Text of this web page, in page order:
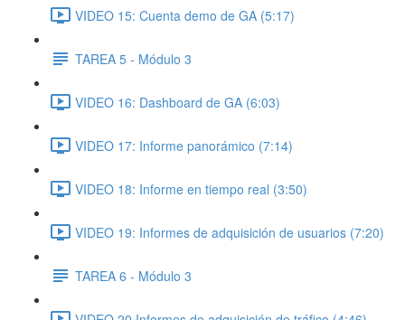
VIDEO 15: Cuenta demo de GA (5:17)
TAREA 5 - Módulo 3
VIDEO 16: Dashboard de GA (6:03)
VIDEO 17: Informe panorámico (7:14)
VIDEO 18: Informe en tiempo real (3:50)
VIDEO 19: Informes de adquisición de usuarios (7:20)
TAREA 6 - Módulo 3